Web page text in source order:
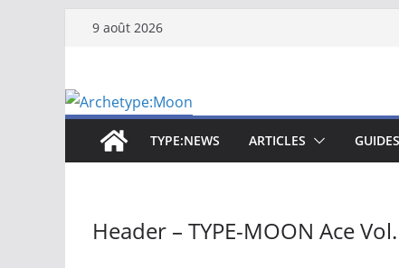
Passer9 août 2026
TYPE:NEWS ARTICLES GUIDES
Header – TYPE-MOON Ace